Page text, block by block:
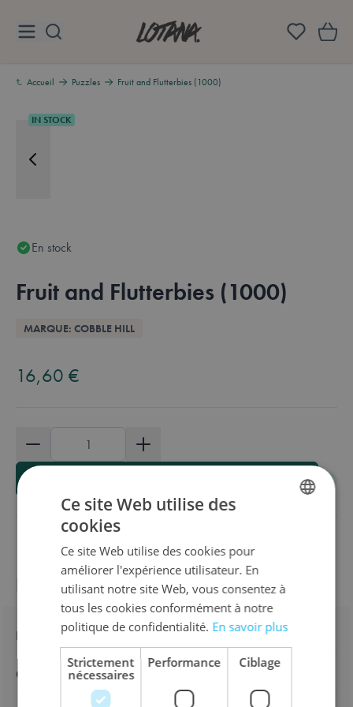
Lotana
Accueil Puzzles Fruit and Flutterbies (1000)
IN STOCK
En stock
Fruit and Flutterbies (1000)
Aperçu
MARQUE: COBBLE HILL
16,60 €
Informations sur le produit
Détails
Caractéristiques
Ce site Web utilise des
cookies
Ce site Web utilise des cookies pour
améliorer l'expérience utilisateur. En
utilisant notre site Web, vous consentez à
tous les cookies conformément à notre
politique de confidentialité. En savoir plus
Strictement
nécessaires
Performance Ciblage